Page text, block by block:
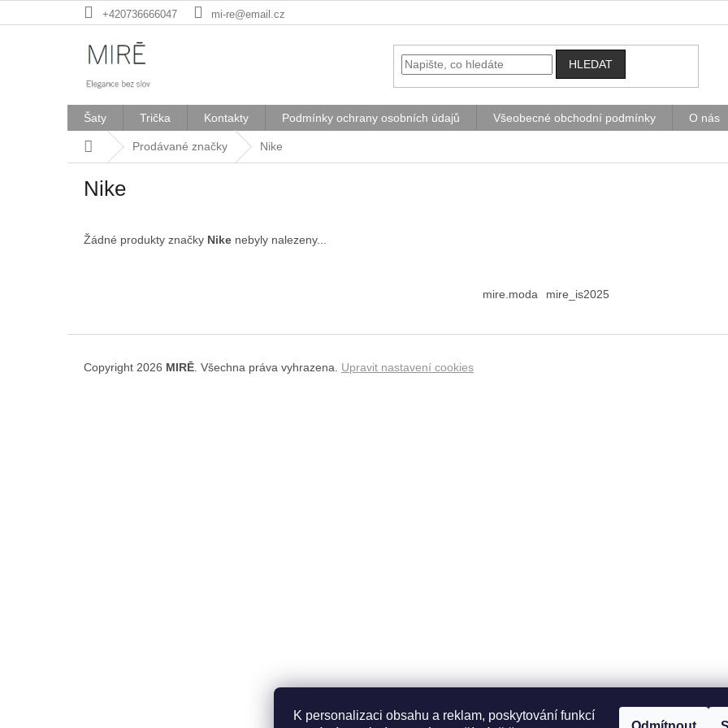
K personalizaci obsahu a reklam, poskytování funkcí
na
+420736666047 mi-re@email.cz
HLEDAT
Šaty Trička Kontakty Podmínky ochrany osobních údajů Všeobecné obchodní podmínky O nás
Domů Prodávané značky Nike
Nike
Žádné produkty značky Nike nebyly nalezeny...
mire.moda mire_is2025
Copyright 2026 MIRĒ. Všechna práva vyhrazena. Upravit nastavení cookies